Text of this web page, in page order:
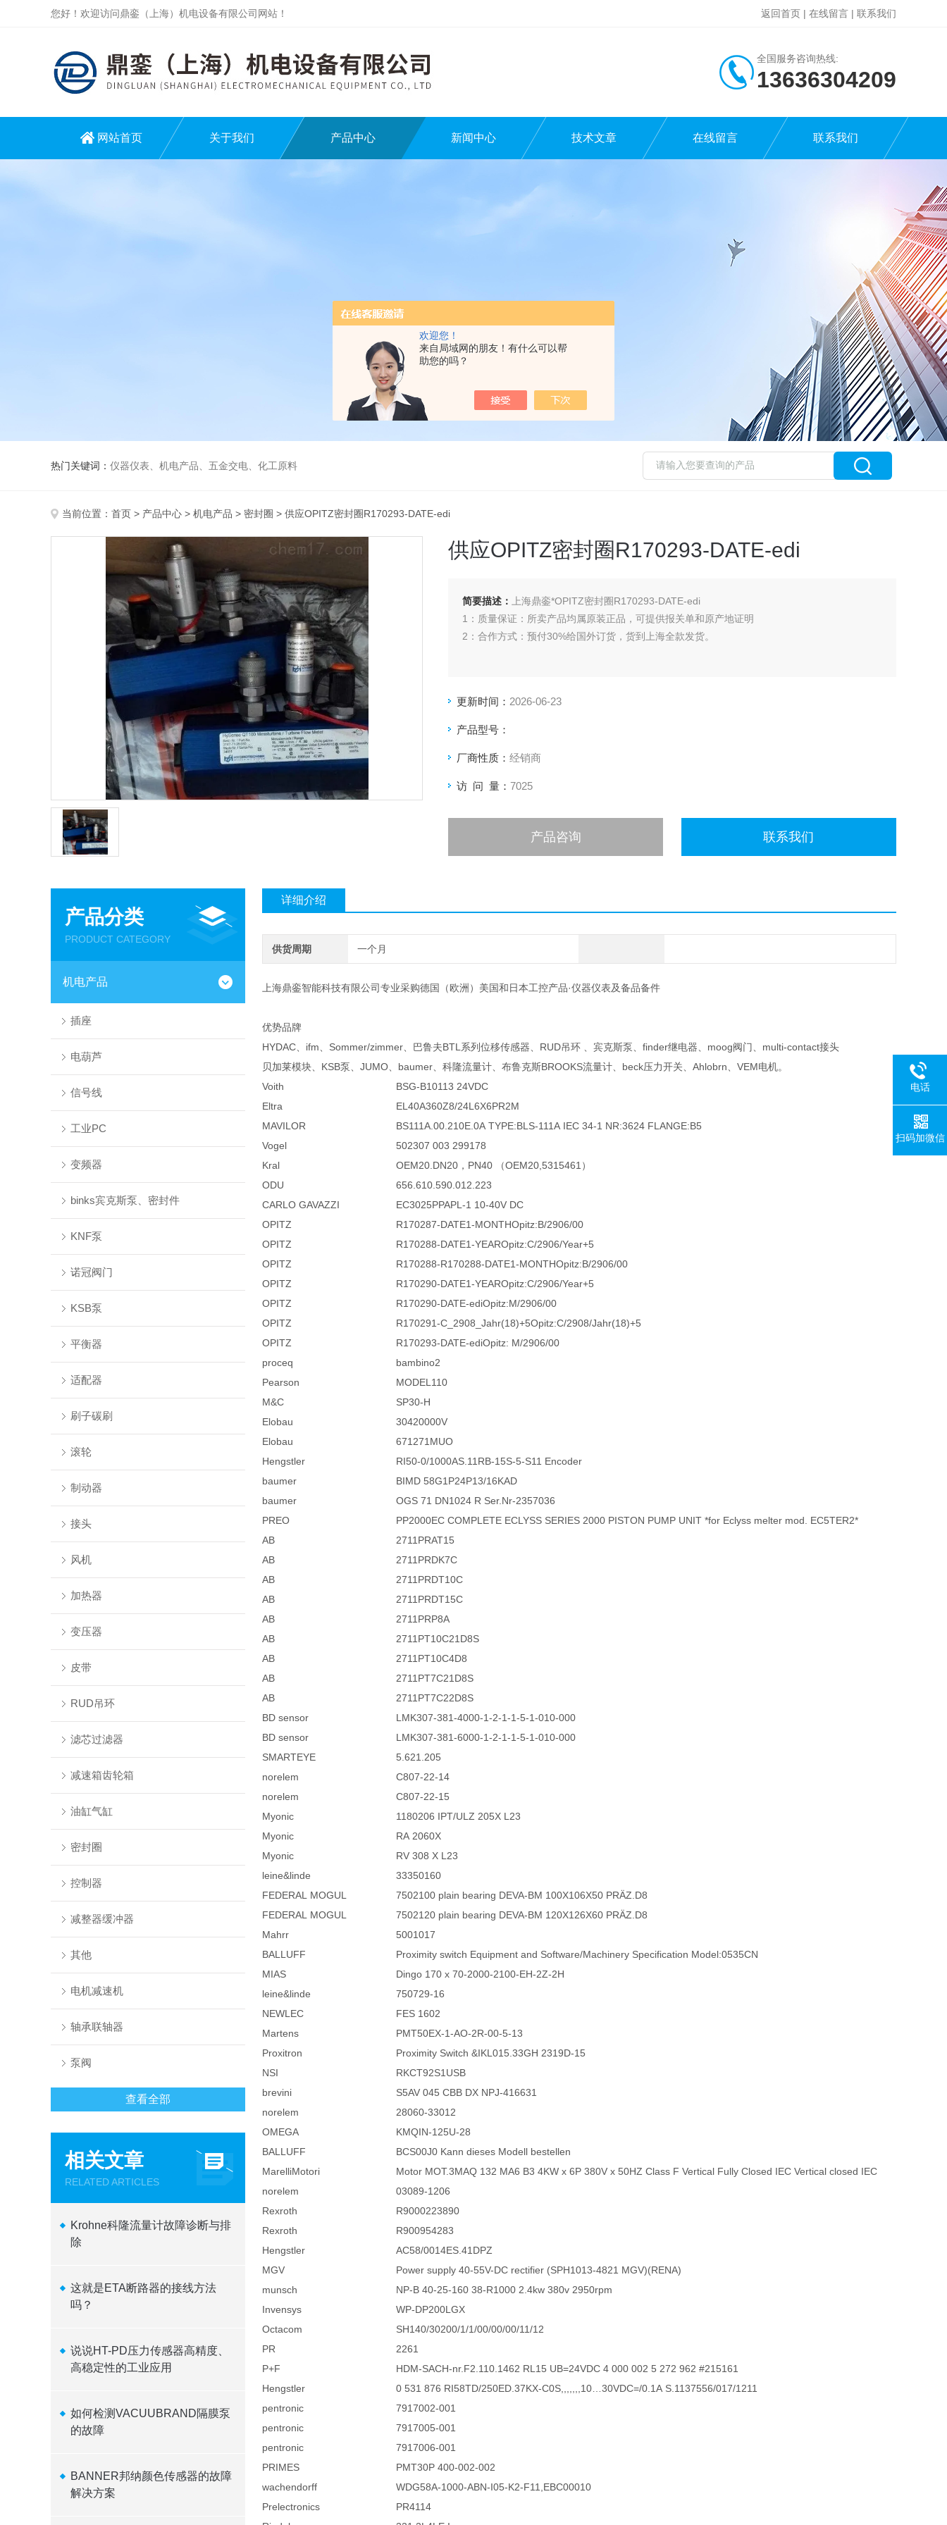
欢迎您！
来自局域网的朋友！有什么可以帮
助您的吗？
您好！欢迎访问鼎銮（上海）机电设备有限公司网站！ 返回首页 | 在线留言 | 联系我们
全国服务咨询热线:
13636304209
网站首页 关于我们 产品中心 新闻中心 技术文章 在线留言 联系我们
热门关键词： 仪器仪表、机电产品、五金交电、化工原料
当前位置： 首页 > 产品中心 > 机电产品 > 密封圈 > 供应OPITZ密封圈R170293-DATE-edi
供应OPITZ密封圈R170293-DATE-edi
简要描述：
上海鼎銮*OPITZ密封圈R170293-DATE-edi
1：质量保证：所卖产品均属原装正品，可提供报关单和原产地证明
2：合作方式：预付30%给国外订货，货到上海全款发货。
更新时间： 2026-06-23
产品型号：
厂商性质： 经销商
访 问 量： 7025
产品咨询 联系我们
产品分类
PRODUCT CATEGORY
机电产品
插座
电葫芦
信号线
工业PC
变频器
binks宾克斯泵、密封件
KNF泵
诺冠阀门
KSB泵
平衡器
适配器
刷子碳刷
滚轮
制动器
接头
风机
加热器
变压器
皮带
RUD吊环
滤芯过滤器
减速箱齿轮箱
油缸气缸
密封圈
控制器
减整器缓冲器
其他
电机减速机
轴承联轴器
泵阀
查看全部
相关文章
RELATED ARTICLES
Krohne科隆流量计故障诊断与排
除
这就是ETA断路器的接线方法
吗？
说说HT-PD压力传感器高精度、
高稳定性的工业应用
如何检测VACUUBRAND隔膜泵
的故障
BANNER邦纳颜色传感器的故障
解决方案
详细介绍
供货周期 一个月
上海鼎銮智能科技有限公司专业采购德国（欧洲）美国和日本工控产品·仪器仪表及备品备件
优势品牌
HYDAC、ifm、Sommer/zimmer、巴鲁夫BTL系列位移传感器、RUD吊环 、宾克斯泵、finder继电器、moog阀门、multi-contact接头
贝加莱模块、KSB泵、JUMO、baumer、科隆流量计、布鲁克斯BROOKS流量计、beck压力开关、Ahlobrn、VEM电机。
Voith
BSG-B10113 24VDC
Eltra
EL40A360Z8/24L6X6PR2M
MAVILOR
BS111A.00.210E.0A TYPE:BLS-111A IEC 34-1 NR:3624 FLANGE:B5
Vogel
502307 003 299178
Kral
OEM20.DN20，PN40 （OEM20,5315461）
ODU
656.610.590.012.223
CARLO GAVAZZI
EC3025PPAPL-1 10-40V DC
OPITZ
R170287-DATE1-MONTHOpitz:B/2906/00
OPITZ
R170288-DATE1-YEAROpitz:C/2906/Year+5
OPITZ
R170288-R170288-DATE1-MONTHOpitz:B/2906/00
OPITZ
R170290-DATE1-YEAROpitz:C/2906/Year+5
OPITZ
R170290-DATE-ediOpitz:M/2906/00
OPITZ
R170291-C_2908_Jahr(18)+5Opitz:C/2908/Jahr(18)+5
OPITZ
R170293-DATE-ediOpitz: M/2906/00
proceq
bambino2
Pearson
MODEL110
M&C
SP30-H
Elobau
30420000V
Elobau
671271MUO
Hengstler
RI50-0/1000AS.11RB-15S-5-S11 Encoder
baumer
BIMD 58G1P24P13/16KAD
baumer
OGS 71 DN1024 R Ser.Nr-2357036
PREO
PP2000EC COMPLETE ECLYSS SERIES 2000 PISTON PUMP UNIT *for Eclyss melter mod. EC5TER2*
AB
2711PRAT15
AB
2711PRDK7C
AB
2711PRDT10C
AB
2711PRDT15C
AB
2711PRP8A
AB
2711PT10C21D8S
AB
2711PT10C4D8
AB
2711PT7C21D8S
AB
2711PT7C22D8S
BD sensor
LMK307-381-4000-1-2-1-1-5-1-010-000
BD sensor
LMK307-381-6000-1-2-1-1-5-1-010-000
SMARTEYE
5.621.205
norelem
C807-22-14
norelem
C807-22-15
Myonic
1180206 IPT/ULZ 205X L23
Myonic
RA 2060X
Myonic
RV 308 X L23
leine&linde
33350160
FEDERAL MOGUL
7502100 plain bearing DEVA-BM 100X106X50 PRÄZ.D8
FEDERAL MOGUL
7502120 plain bearing DEVA-BM 120X126X60 PRÄZ.D8
Mahrr
5001017
BALLUFF
Proximity switch Equipment and Software/Machinery Specification Model:0535CN
MIAS
Dingo 170 x 70-2000-2100-EH-2Z-2H
leine&linde
750729-16
NEWLEC
FES 1602
Martens
PMT50EX-1-AO-2R-00-5-13
Proxitron
Proximity Switch &IKL015.33GH 2319D-15
NSI
RKCT92S1USB
brevini
S5AV 045 CBB DX NPJ-416631
norelem
28060-33012
OMEGA
KMQIN-125U-28
BALLUFF
BCS00J0 Kann dieses Modell bestellen
MarelliMotori
Motor MOT.3MAQ 132 MA6 B3 4KW x 6P 380V x 50HZ Class F Vertical Fully Closed IEC Vertical closed IEC
norelem
03089-1206
Rexroth
R9000223890
Rexroth
R900954283
Hengstler
AC58/0014ES.41DPZ
MGV
Power supply 40-55V-DC rectifier (SPH1013-4821 MGV)(RENA)
munsch
NP-B 40-25-160 38-R1000 2.4kw 380v 2950rpm
Invensys
WP-DP200LGX
Octacom
SH140/30200/1/1/00/00/00/11/12
PR
2261
P+F
HDM-SACH-nr.F2.110.1462 RL15 UB=24VDC 4 000 002 5 272 962 #215161
Hengstler
0 531 876 RI58TD/250ED.37KX-C0S,,,,,,,10…30VDC=/0.1A S.1137556/017/1211
pentronic
7917002-001
pentronic
7917005-001
pentronic
7917006-001
PRIMES
PMT30P 400-002-002
wachendorff
WDG58A-1000-ABN-I05-K2-F11,EBC00010
Prelectronics
PR4114
电话
扫码加微信